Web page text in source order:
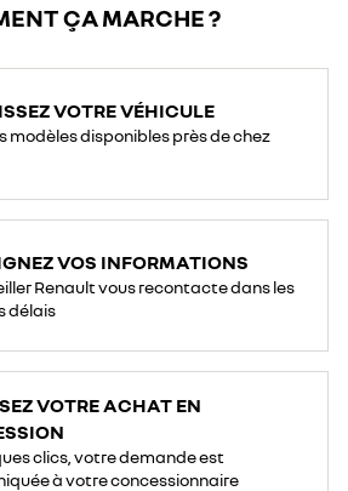
ÇA MARCHE ?
VOTRE VÉHICULE
modèles disponibles près de chez
VOS INFORMATIONS
Renault vous recontacte dans les
délais
VOTRE ACHAT EN
clics, votre demande est
à votre concessionnaire